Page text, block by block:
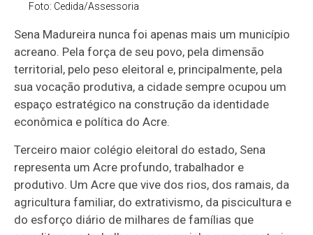
Foto: Cedida/Assessoria
Sena Madureira nunca foi apenas mais um município
acreano. Pela força de seu povo, pela dimensão
territorial, pelo peso eleitoral e, principalmente, pela
sua vocação produtiva, a cidade sempre ocupou um
espaço estratégico na construção da identidade
econômica e política do Acre.
Terceiro maior colégio eleitoral do estado, Sena
representa um Acre profundo, trabalhador e
produtivo. Um Acre que vive dos rios, dos ramais, da
agricultura familiar, do extrativismo, da piscicultura e
do esforço diário de milhares de famílias que